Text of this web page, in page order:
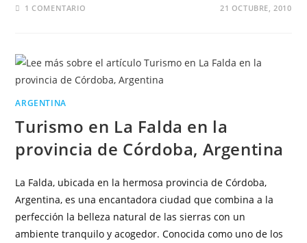
1 COMENTARIO 21 OCTUBRE, 2010
ARGENTINA
Turismo en La Falda en la
provincia de Córdoba, Argentina
La Falda, ubicada en la hermosa provincia de Córdoba,
Argentina, es una encantadora ciudad que combina a la
perfección la belleza natural de las sierras con un
ambiente tranquilo y acogedor. Conocida como uno de los